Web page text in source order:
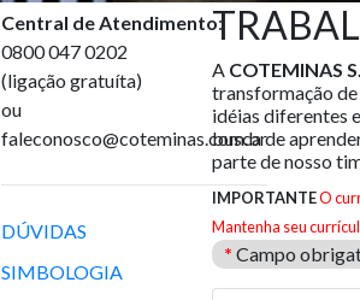
Central de Atendimento:
0800 047 0202
(ligação gratuíta)
ou
faleconosco@coteminas.com.br
DÚVIDAS
SIMBOLOGIA
A COTEMINAS
transformação de
idéias diferentes
busca de
parte de nosso
IMPORTANTEO
Mantenha seu
* Campo